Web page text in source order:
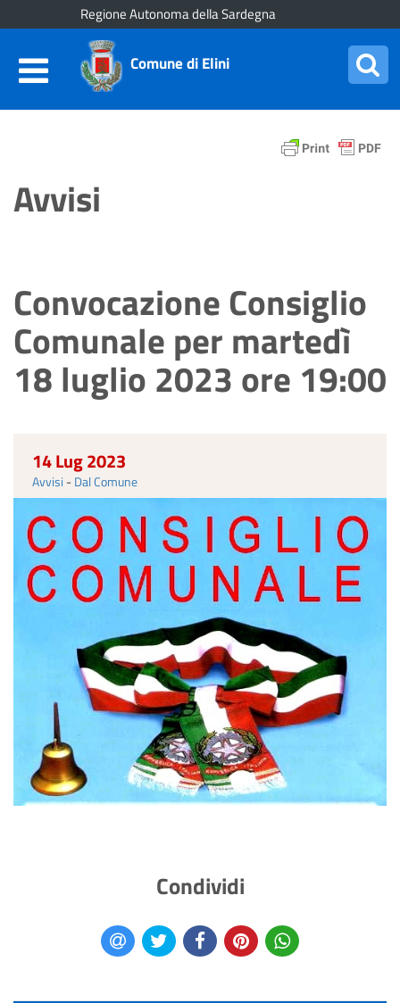
Regione Autonoma della Sardegna
Comune di Elini
Avvisi
Convocazione Consiglio
Comunale per martedì
18 luglio 2023 ore 19:00
14 Lug 2023
Avvisi - Dal Comune
Condividi